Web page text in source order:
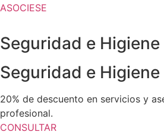
ASOCIESE
Seguridad e
Seguridad e
20% de descuento en servicios y
profesional.
CONSULTAR